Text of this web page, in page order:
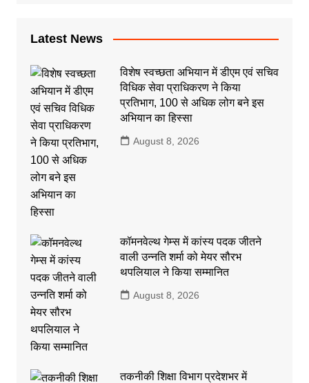
Latest News
विशेष स्वच्छता अभियान में डीएम एवं सचिव
विधिक सेवा प्राधिकरण ने किया
प्रतिभाग, 100 से अधिक लोग बने इस
अभियान का हिस्सा
August 8, 2026
कॉमनवेल्थ गेम्स में कांस्य पदक जीतने
वाली उन्नति शर्मा को मेयर सौरभ
थपलियाल ने किया सम्मानित
August 8, 2026
तकनीकी शिक्षा विभाग प्रदेशभर में